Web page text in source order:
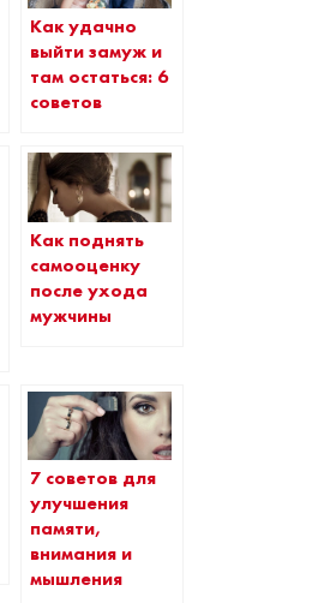
Как удачно
выйти замуж и
там остаться: 6
советов
Как поднять
самооценку
после ухода
мужчины
7 советов для
улучшения
памяти,
внимания и
мышления